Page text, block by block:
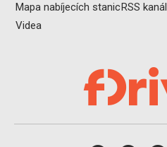
Mapa nabíjecích stanic
Videa
RSS kanál